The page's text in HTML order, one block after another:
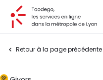
Retour à la page précédente